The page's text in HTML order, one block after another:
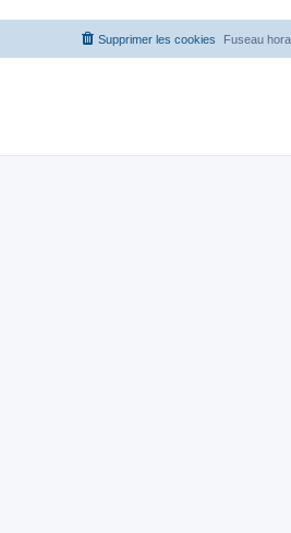
Fuseau
Supprimer les cookies